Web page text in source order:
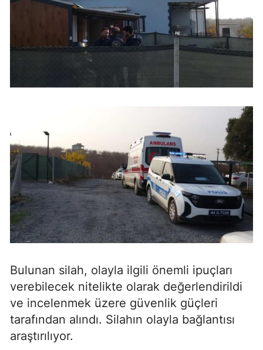
Bulunan silah, olayla ilgili önemli ipuçları
verebilecek nitelikte olarak değerlendirildi
ve incelenmek üzere güvenlik güçleri
tarafından alındı. Silahın olayla bağlantısı
araştırılıyor.